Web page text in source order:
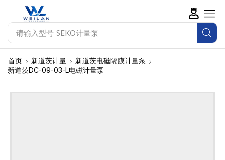
请输入型号 SEKO计量泵
首页 新道茨计量
新道茨电磁隔膜计量泵
新道茨DC-09-03-L电磁计量泵